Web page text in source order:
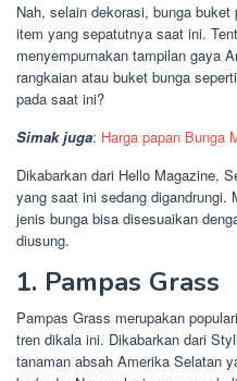
Nah, selain dekorasi, bunga
item yang sepatutnya saat ini.
menyempurnakan tampilan gaya
rangkaian atau buket bunga
pada saat ini?
Simak juga: Harga papan Bunga
Dikabarkan dari Hello Magazine,
yang saat ini sedang digandrungi.
jenis bunga bisa disesuaikan
diusung.
1. Pampas Grass
Pampas Grass merupakan
tren dikala ini. Dikabarkan dari
tanaman absah Amerika Selatan